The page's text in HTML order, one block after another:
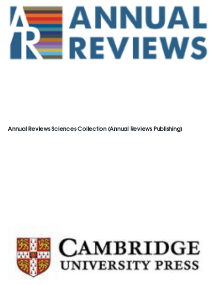
Annual Reviews Sciences Collection (Annual Reviews Publishing)